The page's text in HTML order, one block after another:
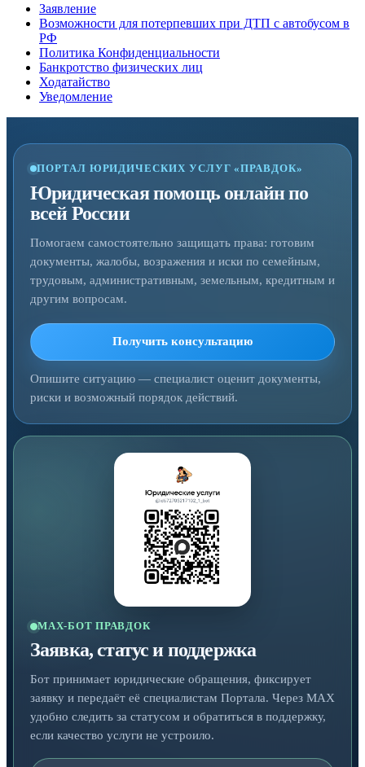
Заявление
Возможности для потерпевших при ДТП с автобусом в
РФ
Политика Конфиденциальности
Банкротство физических лиц
Ходатайство
Уведомление
ПОРТАЛ ЮРИДИЧЕСКИХ УСЛУГ «ПРАВДОК»
Юридическая помощь онлайн по
всей России
Помогаем самостоятельно защищать права: готовим
документы, жалобы, возражения и иски по семейным,
трудовым, административным, земельным, кредитным и
другим вопросам.
Получить консультацию
Опишите ситуацию — специалист оценит документы,
риски и возможный порядок действий.
MAX-БОТ ПРАВДОК
Заявка, статус и поддержка
Бот принимает юридические обращения, фиксирует
заявку и передаёт её специалистам Портала. Через MAX
удобно следить за статусом и обратиться в поддержку,
если качество услуги не устроило.